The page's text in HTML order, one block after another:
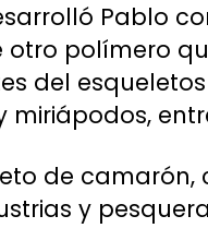
Pablo
polímero
del
miriápodos,
de
y